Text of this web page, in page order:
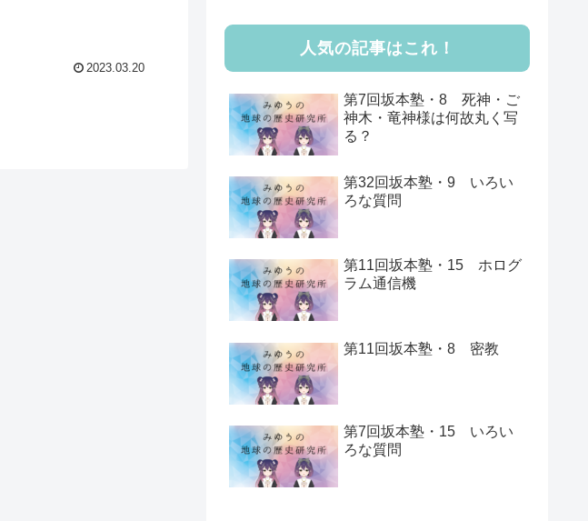
2023.03.20
人気の記事はこれ！
第7回坂本塾・8 死神・ご
神木・竜神様は何故丸く写
る？
第32回坂本塾・9 いろい
ろな質問
第11回坂本塾・15 ホログ
ラム通信機
第11回坂本塾・8 密教
第7回坂本塾・15 いろい
ろな質問